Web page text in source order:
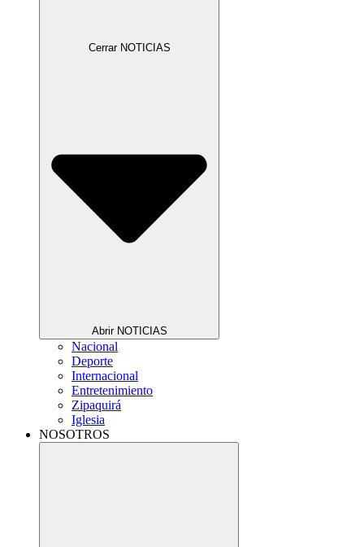
Cerrar NOTICIAS
Abrir NOTICIAS
Nacional
Deporte
Internacional
Entretenimiento
Zipaquirá
Iglesia
NOSOTROS